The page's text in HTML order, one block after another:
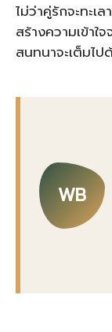
ไม่ว่าคู่รักจะทะเ
สร้างความเข้าใ
สนทนาจะเต็มไป
WB